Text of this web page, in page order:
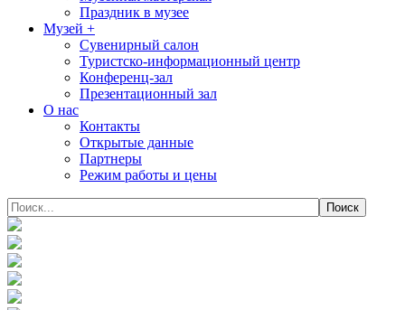
Праздник в музее
Музей +
Сувенирный салон
Туристско-информационный центр
Конференц-зал
Презентационный зал
О нас
Контакты
Открытые данные
Партнеры
Режим работы и цены